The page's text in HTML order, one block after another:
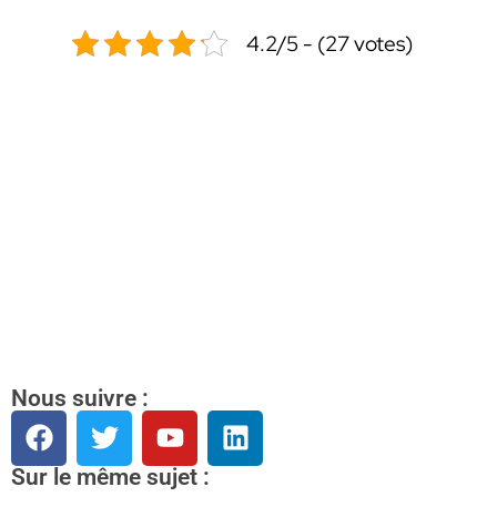
4.2/5 - (27 votes)
Nous suivre :
Sur le même sujet :